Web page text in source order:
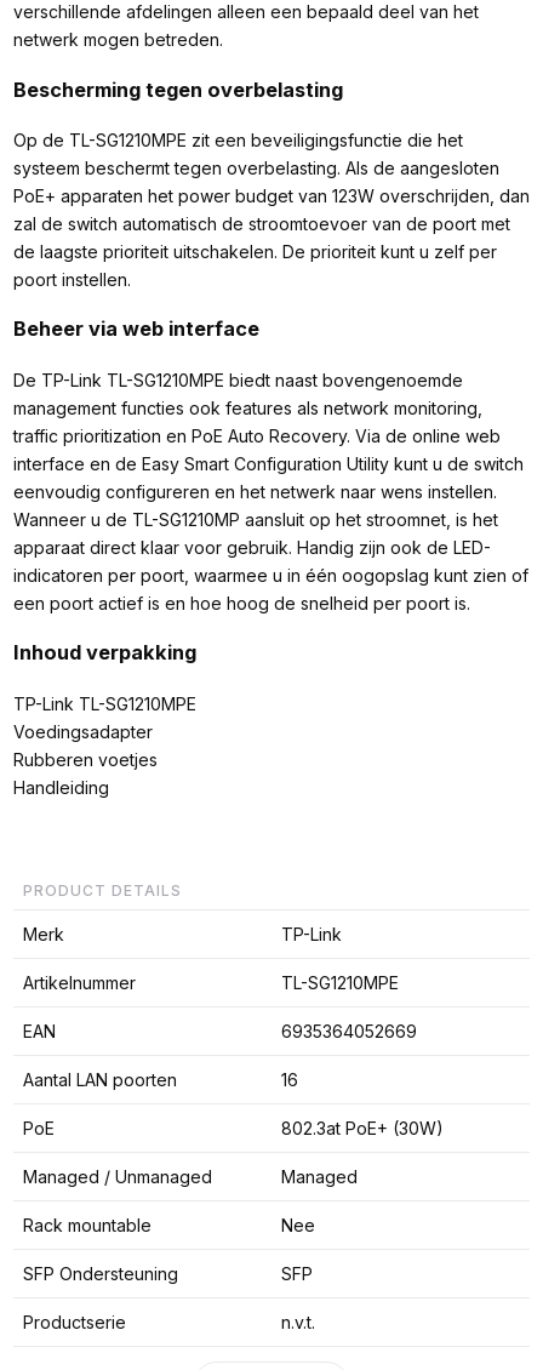
verschillende afdelingen alleen een bepaald deel van het
netwerk mogen betreden.
Bescherming tegen overbelasting
Op de TL-SG1210MPE zit een beveiligingsfunctie die het
systeem beschermt tegen overbelasting. Als de aangesloten
PoE+ apparaten het power budget van 123W overschrijden, dan
zal de switch automatisch de stroomtoevoer van de poort met
de laagste prioriteit uitschakelen. De prioriteit kunt u zelf per
poort instellen.
Beheer via web interface
De TP-Link TL-SG1210MPE biedt naast bovengenoemde
management functies ook features als network monitoring,
traffic prioritization en PoE Auto Recovery. Via de online web
interface en de Easy Smart Configuration Utility kunt u de switch
eenvoudig configureren en het netwerk naar wens instellen.
Wanneer u de TL-SG1210MP aansluit op het stroomnet, is het
apparaat direct klaar voor gebruik. Handig zijn ook de LED-
indicatoren per poort, waarmee u in één oogopslag kunt zien of
een poort actief is en hoe hoog de snelheid per poort is.
Inhoud verpakking
TP-Link TL-SG1210MPE
Voedingsadapter
Rubberen voetjes
Handleiding
PRODUCT DETAILS
Merk TP-Link
Artikelnummer TL-SG1210MPE
EAN 6935364052669
Aantal LAN poorten 16
PoE 802.3at PoE+ (30W)
Managed / Unmanaged Managed
Rack mountable Nee
SFP Ondersteuning SFP
Productserie n.v.t.